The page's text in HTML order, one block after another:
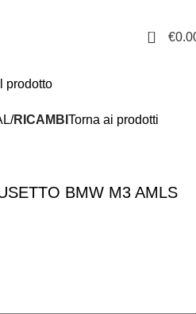
0 €
RICAMBI Torna ai prodotti
BMW M3 AMLS